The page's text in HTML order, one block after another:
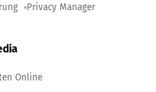
Privacy Manager
Online